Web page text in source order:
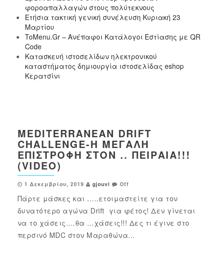
φοροαπαλλαγών στους πολύτεκνους
Ετήσια τακτική γενική συνέλευση Κυριακή 23
Μαρτίου
ToMenu.Gr – Ανέπαφοι Κατάλογοι Εστίασης με QR
Code
Κατασκευή ιστοσελίδων ηλεκτρονικού
καταστήματος δημιουργία ιστοσελίδας eshop
Κερατσίνι
MEDITERRANEAN DRIFT
CHALLENGE-Η ΜΕΓΆΛΗ
ΕΠΙΣΤΡΟΦΉ ΣΤΟΝ .. ΠΕΙΡΑΙΆ!!!
(VIDEO)
1 Δεκεμβρίου, 2019 gjouvi Off
Πάρτε μάσκες και …..ετοιμαστείτε για τον
δυνατότερο αγώνα Drift για φέτος! Δεν γίνεται
να το χάσεις….θα …χάσεις!!! Δες τι έγινε στο
περσινό MDC στον Μαραθώνα...